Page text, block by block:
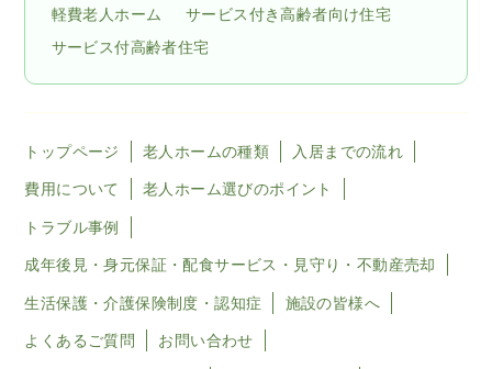
軽費老人ホーム
サービス付き高齢者向け住宅
サービス付高齢者住宅
トップページ 老人ホームの種類 入居までの流れ
費用について 老人ホーム選びのポイント
トラブル事例
成年後見・身元保証・配食サービス・見守り・不動産売却
生活保護・介護保険制度・認知症 施設の皆様へ
よくあるご質問 お問い合わせ